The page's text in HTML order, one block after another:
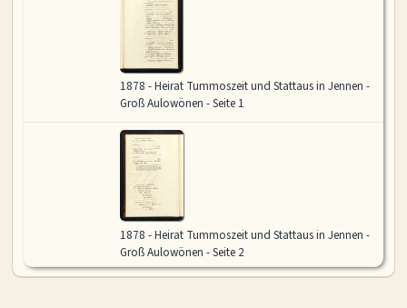
1878 - Heirat Tummoszeit und Stattaus in Jennen -
Groß Aulowönen - Seite 1
1878 - Heirat Tummoszeit und Stattaus in Jennen -
Groß Aulowönen - Seite 2